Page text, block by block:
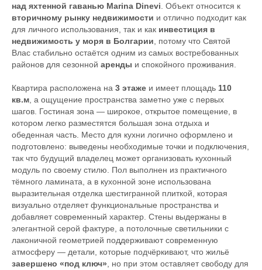
над яхтенной гаванью Marina Dinevi. Объект относится к
вторичному рынку недвижимости и отлично подходит как
для личного использования, так и как инвестиция в
недвижимость у моря в Болгарии, потому что Святой
Влас стабильно остаётся одним из самых востребованных
районов для сезонной аренды и спокойного проживания.
Квартира расположена на 3 этаже и имеет площадь 110
кв.м, а ощущение пространства заметно уже с первых
шагов. Гостиная зона — широкое, открытое помещение, в
котором легко разместятся большая зона отдыха и
обеденная часть. Место для кухни логично оформлено и
подготовлено: выведены необходимые точки и подключения,
так что будущий владелец может организовать кухонный
модуль по своему стилю. Пол выполнен из практичного
тёмного ламината, а в кухонной зоне использована
выразительная отделка шестигранной плиткой, которая
визуально отделяет функциональные пространства и
добавляет современный характер. Стены выдержаны в
элегантной серой фактуре, а потолочные светильники с
лаконичной геометрией поддерживают современную
атмосферу — детали, которые подчёркивают, что жильё
завершено «под ключ», но при этом оставляет свободу для